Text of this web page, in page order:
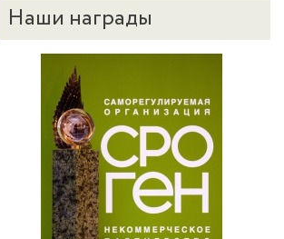
Наши награды